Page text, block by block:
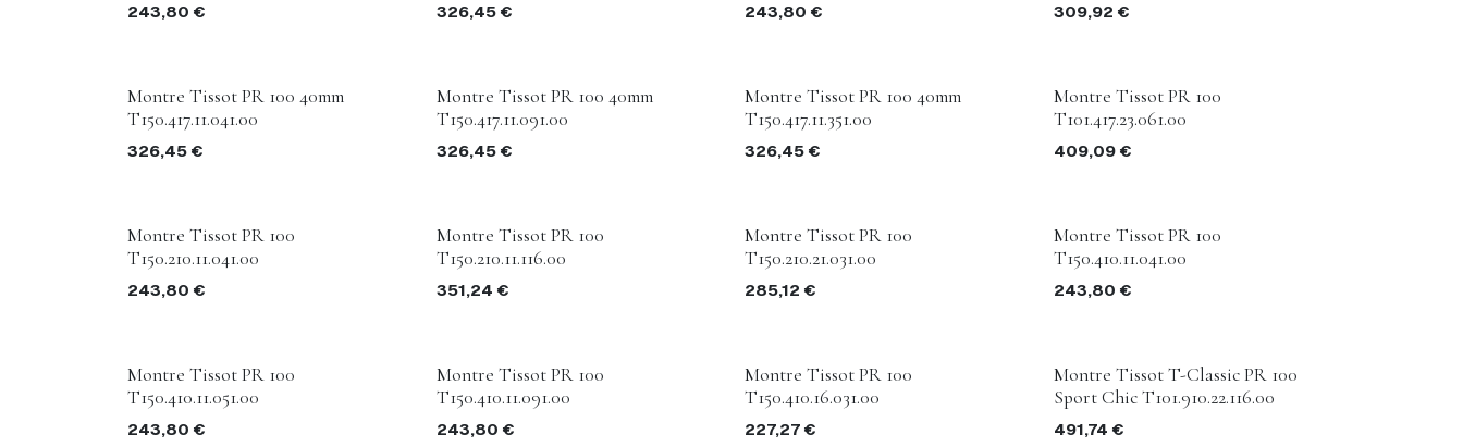
243,80 € 326,45€ 243,80 € 309,92 €
Montre Tissot PR 100 40mm
T150.417.11.041.00
326,45 €
Montre Tissot PR 100 40mm
T150.417.11.091.00
326,45€
Montre Tissot PR 100 40mm
T150.417.11.351.00
326,45 €
Montre Tissot PR 100
T101.417.23.061.00
409,09€
Montre Tissot PR 100
T150.210.11.041.00
243,80 €
Montre Tissot PR 100
T150.210.11.116.00
351,24 €
Montre Tissot PR 100
T150.210.21.031.00
285,12 €
Montre Tissot PR 100
T150.410.11.041.00
243,80 €
Montre Tissot PR 100
T150.410.11.051.00
243,80 €
Montre Tissot PR 100
T150.410.11.091.00
243,80 €
Montre Tissot PR 100
T150.410.16.031.00
227,27 €
Montre Tissot T-Classic PR 100
Sport Chic T101.910.22.116.00
491,74 €